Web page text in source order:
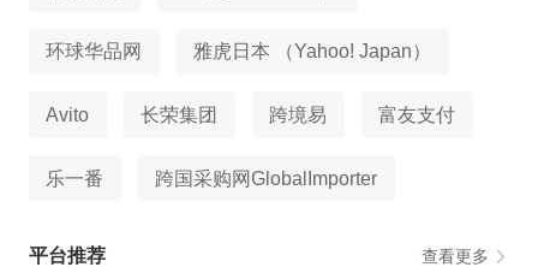
环球华品网 雅虎日本 （Yahoo! Japan）
Avito 长荣集团 跨境易 富友支付
乐一番 跨国采购网GlobalImporter
平台推荐 查看更多